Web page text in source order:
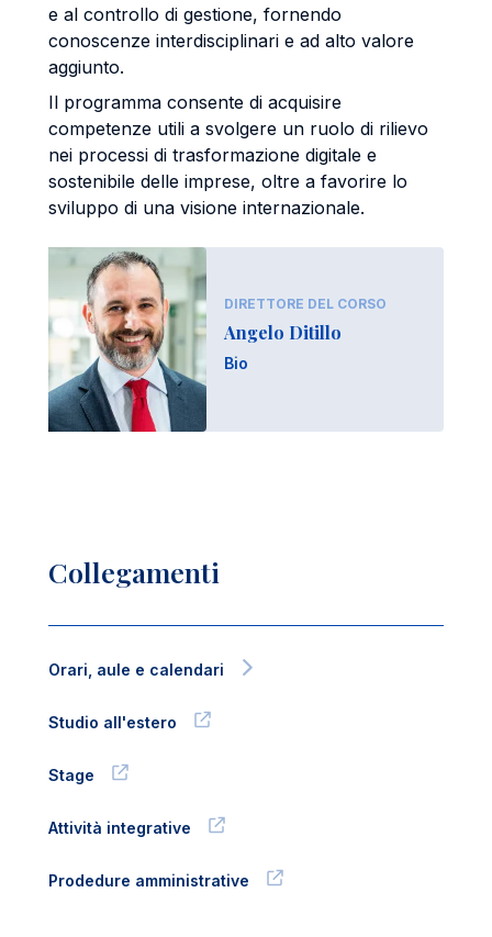
e al controllo di gestione, fornendo
conoscenze interdisciplinari e ad alto valore
aggiunto.
Il programma consente di acquisire
competenze utili a svolgere un ruolo di rilievo
nei processi di trasformazione digitale e
sostenibile delle imprese, oltre a favorire lo
sviluppo di una visione internazionale.
DIRETTORE DEL CORSO
Angelo Ditillo
Bio
Collegamenti
Orari, aule e calendari
Studio all'estero
Stage
Attività integrative
Prodedure amministrative